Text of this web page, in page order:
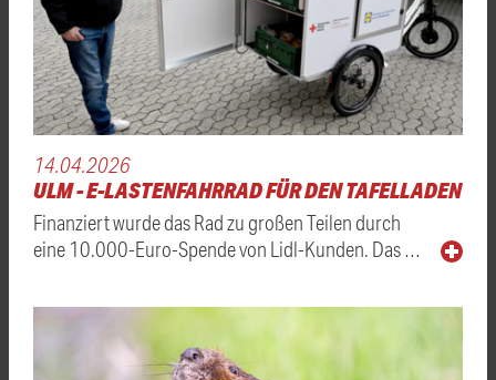
14.04.2026
ULM - E-LASTENFAHRRAD FÜR DEN TAFELLADEN
Finanziert wurde das Rad zu großen Teilen durch
eine 10.000-Euro-Spende von Lidl-Kunden. Das …